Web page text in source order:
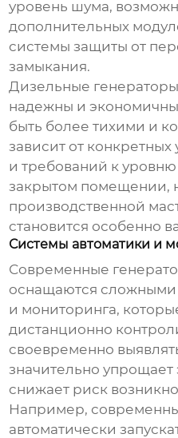
уровень шума,
дополнительных
системы защиты от
замыкания.
Дизельные
надежны и
быть более тихими и
зависит от
и требований к
закрытом помещении,
производственной
становится особенно
Системы автоматики и
Современные
оснащаются сложными
и мониторинга,
дистанционно
своевременно
значительно упрощает
снижает риск
Например,
автоматически